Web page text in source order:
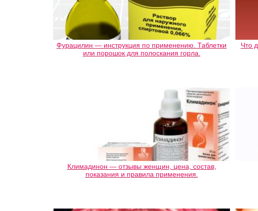
Фурацилин — инструкция по применению. Таблетки
или порошок для полоскания горла.
Что
Климадинон — отзывы женщин, цена, состав,
показания и правила применения.